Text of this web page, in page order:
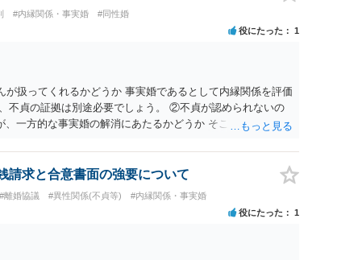
#内縁関係・事実婚 #同性婚
役にたった 1
扱ってくれるかどうか 事実婚であるとして内縁関係を評価
不貞の証拠は別途必要でしょう。 ②不貞が認められないの
一方的な事実婚の解消にあたるかどうか そこは協議の余地
請求と合意書面の強要について
#離婚協議 #異性関係(不貞等) #内縁関係・事実婚
役にたった 1